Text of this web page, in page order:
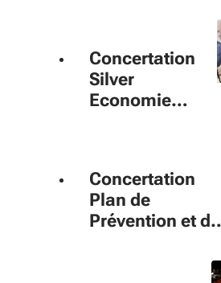
Concertation
Silver
Economie
Concertation
Plan de
Prévention et de